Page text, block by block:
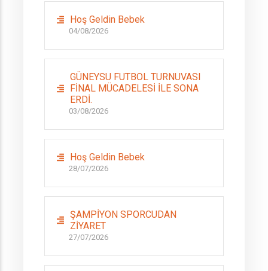
Hoş Geldin Bebek
04/08/2026
GÜNEYSU FUTBOL TURNUVASI
FİNAL MÜCADELESİ İLE SONA
ERDİ.
03/08/2026
Hoş Geldin Bebek
28/07/2026
ŞAMPİYON SPORCUDAN
ZİYARET
27/07/2026